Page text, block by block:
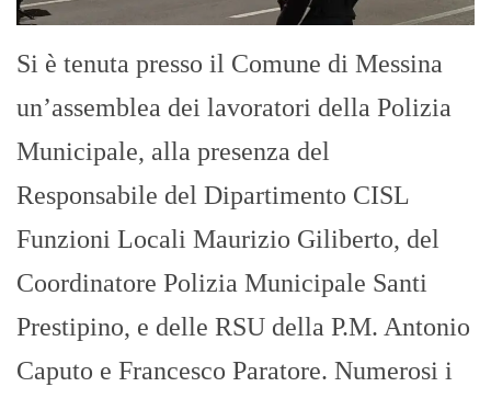
Si è tenuta presso il Comune di Messina
un’assemblea dei lavoratori della Polizia
Municipale, alla presenza del
Responsabile del Dipartimento CISL
Funzioni Locali Maurizio Giliberto, del
Coordinatore Polizia Municipale Santi
Prestipino, e delle RSU della P.M. Antonio
Caputo e Francesco Paratore. Numerosi i